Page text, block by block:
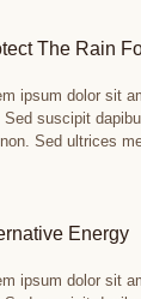
The Rain
ipsum dolor sit
Sed suscipit
Sed ultrices
Energy
ipsum dolor sit